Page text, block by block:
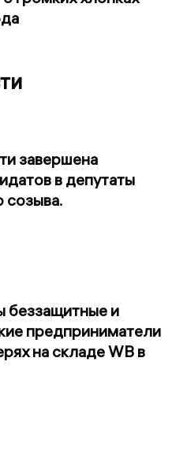
завершена
в депутаты
созыва.
беззащитные и
предприниматели
на складе WB в